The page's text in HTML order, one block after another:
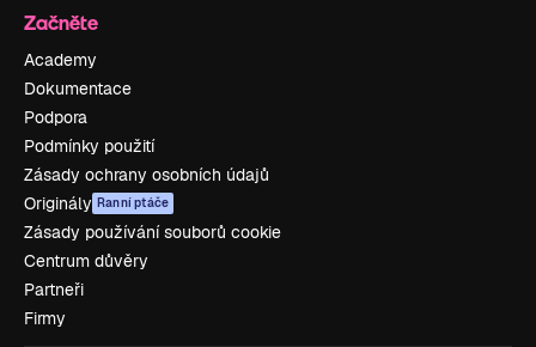
Začněte
Academy
Dokumentace
Podpora
Podmínky použití
Zásady ochrany osobních údajů
Originály Ranní ptáče
Zásady používání souborů cookie
Centrum důvěry
Partneři
Firmy